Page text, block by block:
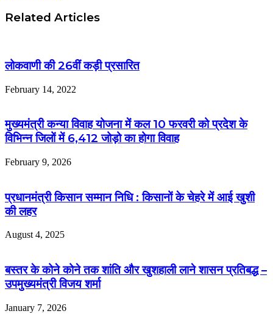
Related Articles
लोकवाणी की 26वीं कड़ी प्रसारित
February 14, 2022
मुख्यमंत्री कन्या विवाह योजना में कल 10 फरवरी को प्रदेश के
विभिन्न जिलों में 6,412 जोड़ो का होगा विवाह
February 9, 2026
प्रधानमंत्री किसान सम्मान निधि : किसानों के चेहरे में आई खुशी
की लहर
August 4, 2025
बस्तर के कोने कोने तक शांति और खुशहाली लाने शासन प्रतिबद्ध –
उपमुख्यमंत्री विजय शर्मा
January 7, 2026